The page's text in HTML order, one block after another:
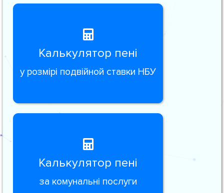
Калькулятор пені
у розмірі подвійной ставки НБУ
Калькулятор пені
за комунальні послуги